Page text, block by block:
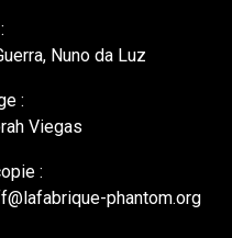
Nuno da Luz
:
Viegas
:
phantom.org